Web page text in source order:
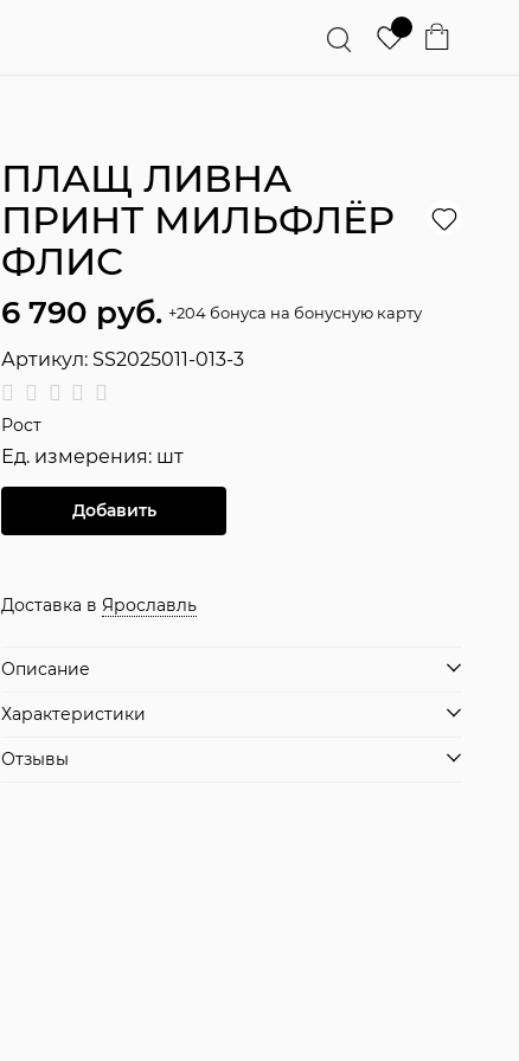
ПЛАЩ ЛИВНА
ПРИНТ МИЛЬФЛЁР
ФЛИС
6 790 руб. +204 бонуса на бонусную карту
Артикул: SS2025011-013-3
Рост
Ед. измерения: шт
Добавить
Доставка в Ярославль
Описание
Характеристики
Отзывы